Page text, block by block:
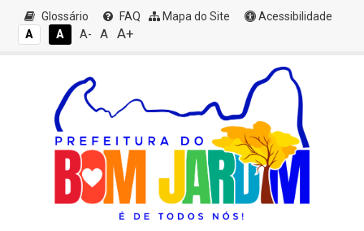
Glossário FAQ Mapa do Site
Acessibilidade
A
A A- A A+